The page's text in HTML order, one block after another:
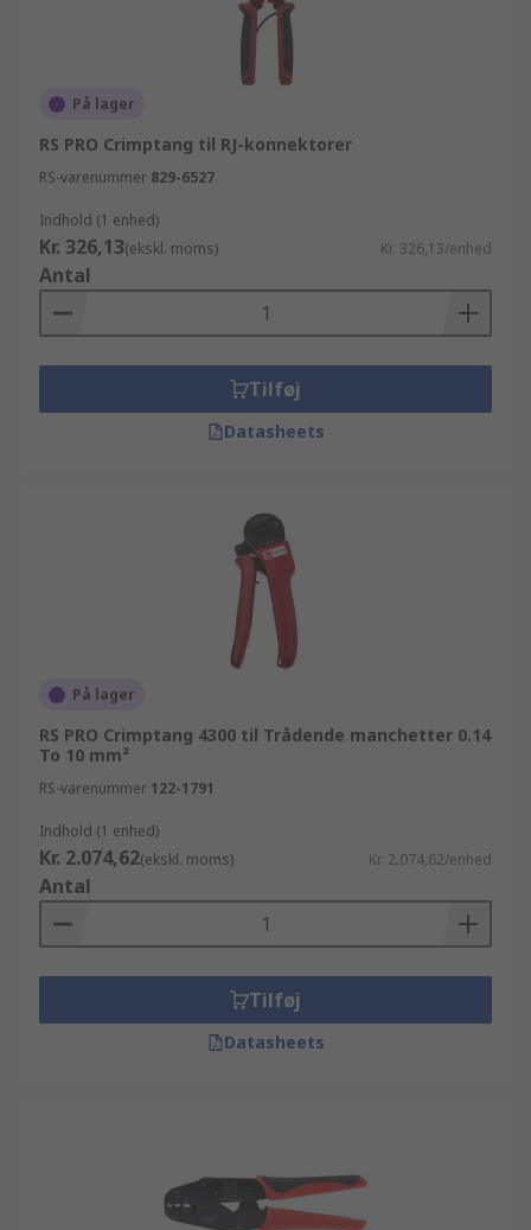
På lager
RS PRO Crimptang til RJ-konnektorer
RS-varenummer 829-6527
Indhold (1 enhed)
Kr. 326,13(ekskl. moms) Kr. 326,13/enhed
Antal
Tilføj
Datasheets
På lager
RS PRO Crimptang 4300 til Trådende manchetter 0.14
To 10 mm²
RS-varenummer 122-1791
Indhold (1 enhed)
Kr. 2.074,62(ekskl. moms) Kr. 2.074,62/enhed
Antal
Tilføj
Datasheets